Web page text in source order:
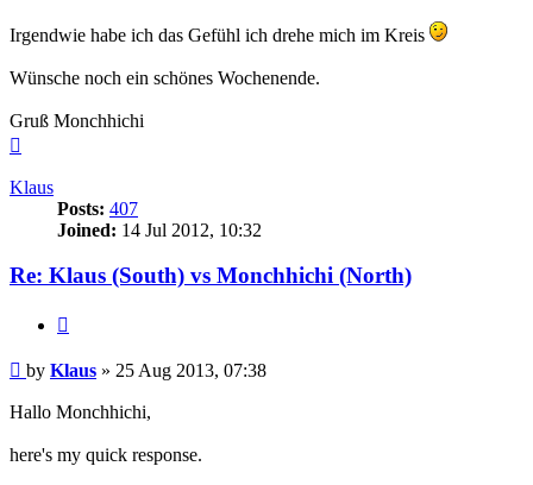
Irgendwie habe ich das Gefühl ich drehe mich im Kreis
Wünsche noch ein schönes Wochenende.
Gruß Monchhichi
Klaus
Posts: 407
Joined: 14 Jul 2012, 10:32
Re: Klaus (South) vs Monchhichi (North)
Post
by Klaus » 25 Aug 2013, 07:38
Hallo Monchhichi,
here's my quick response.